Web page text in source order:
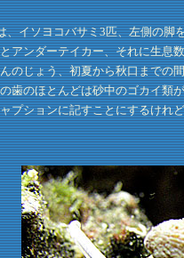
イソヨコバサミ3匹、左側の脚
アンダーテイカー、それに生
のじょう、初夏から秋口まで
歯のほとんどは砂中のゴカイ
プションに記すことにするけ